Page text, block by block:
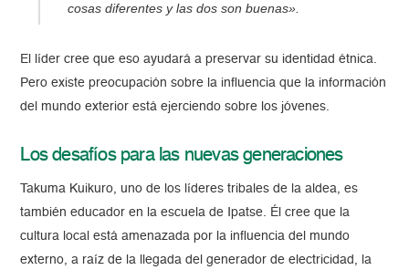
cosas diferentes y las dos son buenas».
El líder cree que eso ayudará a preservar su identidad étnica.
Pero existe preocupación sobre la influencia que la información
del mundo exterior está ejerciendo sobre los jóvenes.
Los desafíos para las nuevas generaciones
Takuma Kuikuro, uno de los líderes tribales de la aldea, es
también educador en la escuela de Ipatse. Él cree que la
cultura local está amenazada por la influencia del mundo
externo, a raíz de la llegada del generador de electricidad, la